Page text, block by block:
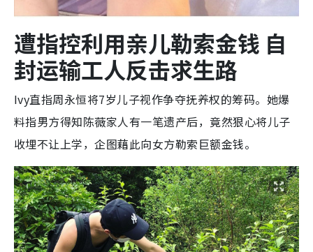
遭指控利用亲儿勒索金钱 自
封运输工人反击求生路
Ivy直指周永恒将7岁儿子视作争夺抚养权的筹码。她爆
料指男方得知陈薇家人有一笔遗产后，竟然狠心将儿子
收埋不让上学，企图藉此向女方勒索巨额金钱。